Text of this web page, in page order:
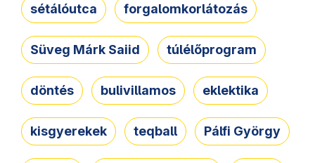
sétálóutca forgalomkorlátozás
Süveg Márk Saiid túlélőprogram
döntés bulivillamos eklektika
kisgyerekek teqball Pálfi György